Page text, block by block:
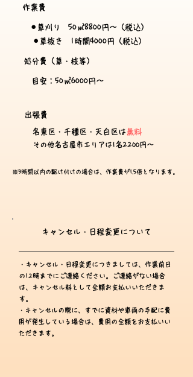
作業費
⚫︎草刈り 50㎡8800円〜​（税込）
⚫︎草抜き 1時間4000円（税込）
処分費 ​（草・枝等）
目安：50㎡6000円〜
出張費
名東区・千種区・天白区は 無料
その他名古屋市エリアは1名2200円〜
※3時間以内の駆け付けの場合は、作業費が1.5倍となります。
​キャンセル・日程変更について
・キャンセル・日程変更につきましては、作業前日
の12時までにご連絡ください。
ご連絡がない場合
は、キャンセル料として全額お支払いいただきま
す。
・キャンセルの際に、すでに資材や車両の手配に費
用が発生している場合は、費用の全額をお支払いい
ただきます。